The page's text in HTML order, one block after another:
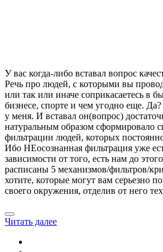
У вас когда-либо вставал вопрос
Речь про людей, с которыми вы
или так или иначе соприкасаетесь в
бизнесе, спорте и чем угодно еще.
у меня. И вставал он(вопрос)
натуральным образом сформировало
фильтрации людей, которых
Ибо НЕосознанная фильтрация уже
зависимости от того, есть нам до
расписаны 5 механизмов/фильтров/
хотите, которые могут вам серьезно
своего окружения, отделив от него
Читать далее